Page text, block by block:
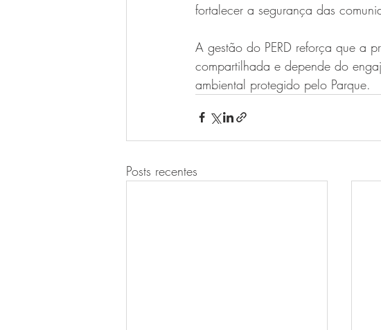
fortalecer a segurança das
A gestão do PERD reforça que a
compartilhada e depende do
ambiental protegido pelo Parque.
Posts recentes